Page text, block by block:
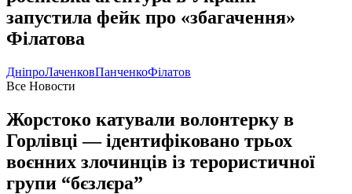
запустила фейк про «збагачення»
Філатова
ДніпроЛаченковПанченкоФілатов
Все Новости
Жорстоко катували волонтерку в
Горлівці — ідентифіковано трьох
воєнних злочинців із терористичної
групи “бєзлєра”